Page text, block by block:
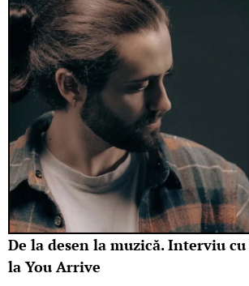
De la desen la muzică. Interviu
la You Arrive